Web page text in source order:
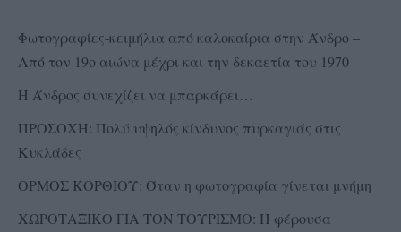
Φωτογραφίες-κειμήλια από καλοκαίρια στην Άνδρο –
Από τον 19ο αιώνα μέχρι και την δεκαετία του 1970
Η Άνδρος συνεχίζει να μπαρκάρει…
ΠΡΟΣΟΧΗ: Πολύ υψηλός κίνδυνος πυρκαγιάς στις
Κυκλάδες
ΟΡΜΟΣ ΚΟΡΘΙΟΥ: Όταν η φωτογραφία γίνεται μνήμη
ΧΩΡΟΤΑΞΙΚΟ ΓΙΑ ΤΟΝ ΤΟΥΡΙΣΜΟ: Η φέρουσα